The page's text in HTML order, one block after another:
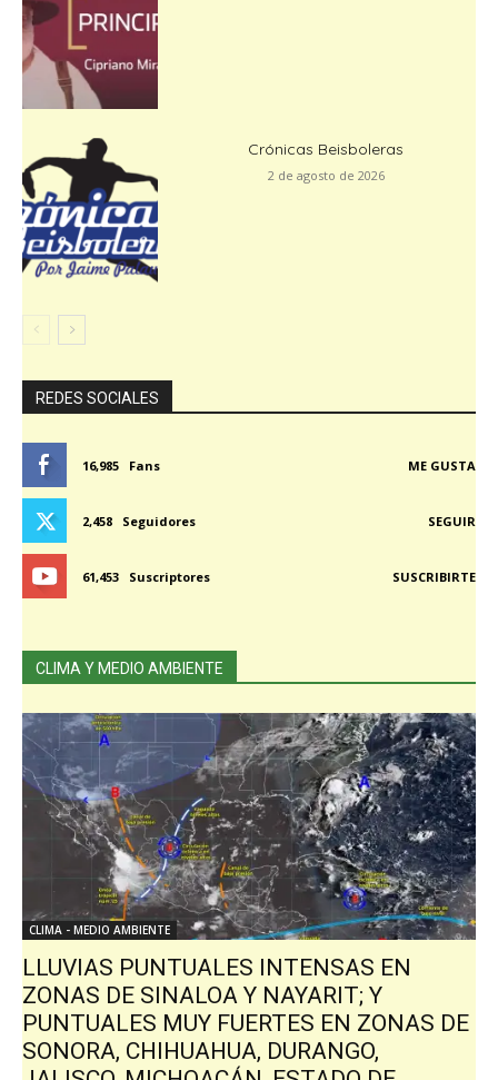
Crónicas Beisboleras
2 de agosto de 2026
REDES SOCIALES
16,985 Fans ME GUSTA
2,458 Seguidores SEGUIR
61,453 Suscriptores SUSCRIBIRTE
CLIMA Y MEDIO AMBIENTE
CLIMA - MEDIO AMBIENTE
LLUVIAS PUNTUALES INTENSAS EN
ZONAS DE SINALOA Y NAYARIT; Y
PUNTUALES MUY FUERTES EN ZONAS DE
SONORA, CHIHUAHUA, DURANGO,